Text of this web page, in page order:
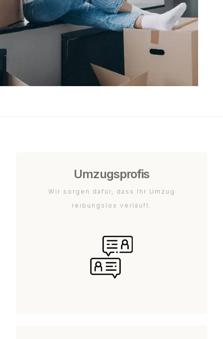
Umzugsprofis
Wir sorgen dafür, dass Ihr Umzug
reibungslos verläuft.